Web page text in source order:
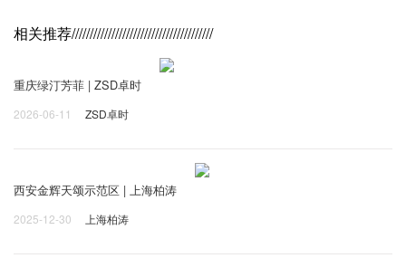
相关推荐///////////////////////////////////////
重庆绿汀芳菲 | ZSD卓时
2026-06-11 ZSD卓时
西安金辉天颂示范区 | 上海柏涛
2025-12-30 上海柏涛